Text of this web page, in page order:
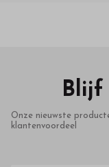
Blijf
Onze nieuwste
klantenvoordeel